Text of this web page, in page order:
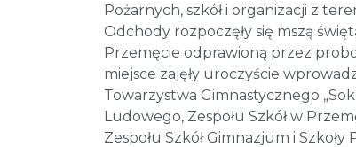
Pożarnych, szkół i organizacji z
Odchody rozpoczęły się mszą
Przemęcie odprawioną przez
miejsce zajęły uroczyście
Towarzystwa Gimnastycznego
Ludowego, Zespołu Szkół w
Zespołu Szkół Gimnazjum i